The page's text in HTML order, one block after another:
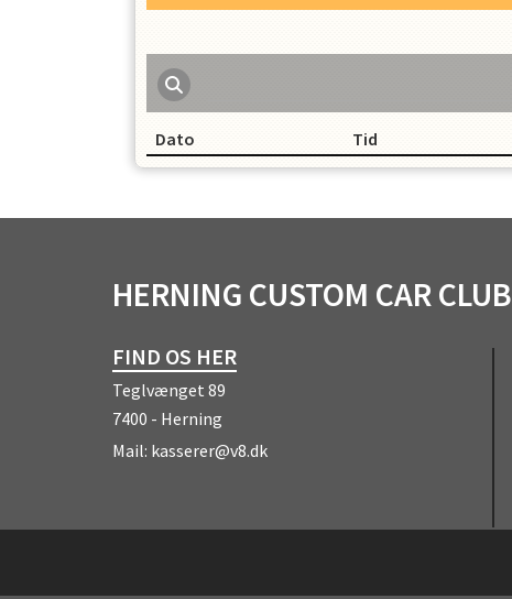
OPRET EN PROFIL
Dato Tid
HERNING CUSTOM CAR CLUB
FIND OS HER
Teglvænget 89
7400 - Herning
Mail: kasserer@v8.dk